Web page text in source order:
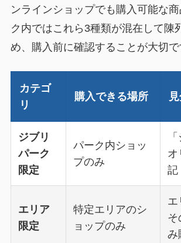
ンラインショップでも購入可能な
ク内ではこれら3種類が混在して陳
め、購入前に確認することが大切で
カテゴ
リ
購入できる場所
ジブリ
パーク
限定
パーク内ショッ
プのみ
オ
記
エリア
限定
特定エリアのシ
ョップのみ
エ
そ
み